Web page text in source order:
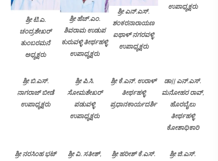
ಶ್ರೀ ಟಿ.ಎ.
ಚಂದ್ರಶೇಖರ್
ತುಂಬರಮನೆ
ಅಧ್ಯಕ್ಷರು
ಶ್ರೀ ಹೆಚ್.ಎಂ.
ಶಿವರಾಮ ಉಡುಪ
ಕುರುವಳ್ಳಿ ತೀರ್ಥಹಳ್ಳಿ
ಉಪಾಧ್ಯಕ್ಷರು
ಶ್ರೀ ಎನ್.ಎಸ್.
ಶಂಕರನಾರಾಯಣ
ಐಥಾಳ್ ನಗರವಳ್ಳಿ
ಉಪಾಧ್ಯಕ್ಷರು
ಉಪಾಧ್ಯಕ್ಷರು
ಶ್ರೀ ಬಿ.ಎಸ್.
ನಾಗರಾಜ್ ಬೀಡೆ
ಉಪಾಧ್ಯಕ್ಷರು
ಶ್ರೀ ಪಿ.ಸಿ.
ಸೋಮಶೇಖರ್
ಪಡುವಳ್ಳಿ
ಉಪಾಧ್ಯಕ್ಷರು
ಶ್ರೀ ಕೆ.ಎನ್. ಉರಾಳ್
ತೀರ್ಥಹಳ್ಳಿ
ಪ್ರಧಾನಕಾರ್ಯದರ್ಶಿ
ಡಾ|| ಎನ್.ಎಸ್.
ಮನೋಹರ ರಾವ್,
ಹೊರಬೈಲು
ತೀರ್ಥಹಳ್ಳಿ
ಕೋಶಾಧಿಕಾರಿ
ಶ್ರೀ ನರಸಿಂಹ ಭಟ್
ಶ್ರೀ ವಿ. ಸತೀಶ್,
ಶ್ರೀ ಹರೀಶ್ ಕೆ.ಎಸ್.
ಶ್ರೀ ಜಿ.ಎಸ್.